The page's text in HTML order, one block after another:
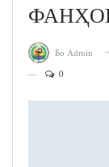
Бо Admin
0